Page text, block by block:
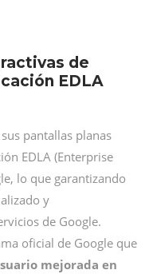
de
EDLA
pantallas planas
EDLA (Enterprise
lo que garantizando
y
de Google.
oficial de Google que
mejorada en